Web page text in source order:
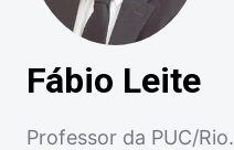
Fábio Leite
Professor da PUC/Rio.